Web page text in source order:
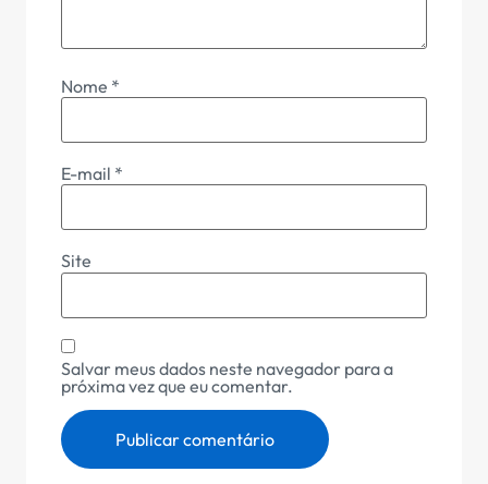
Nome *
E-mail *
Site
Salvar meus dados neste navegador para a
próxima vez que eu comentar.